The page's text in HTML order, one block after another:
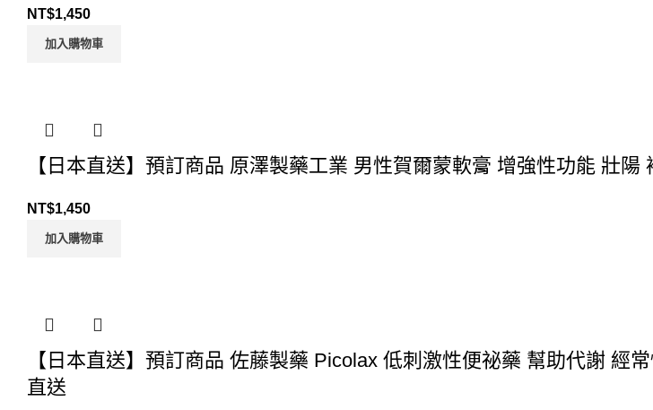
NT$1,450
加入購物車
【日本直送】預訂商品 原澤製藥工業 男性賀爾蒙軟膏 增強性功能 壯
NT$1,450
加入購物車
【日本直送】預訂商品 佐藤製藥 Picolax 低刺激性便祕藥 幫助代謝 經
直送